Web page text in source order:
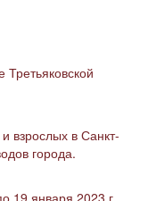
взрослых в Санкт-
города.